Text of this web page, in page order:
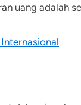
uang adalah